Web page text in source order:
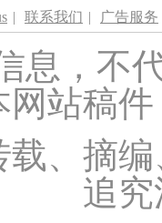
| 联系我们 | 广告服务
息，不
网站稿
载、摘
追